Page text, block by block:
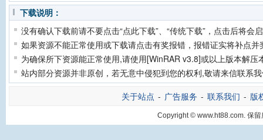
下载说明：
没有确认下载前请不要点击“点此下载”、“传统下载”，点击后将会
如果资源不能正常使用或下载请点击有奖报错，报错证实将补点并
为确保所下资源能正常使用,请使用[WinRAR v3.8]或以上版本解压
站内部分资源并非原创，若无意中侵犯到您的权利,敬请来信联系
关于站点 - 广告服务 - 联系我们 - 版
Copyright © www.ht88.com. 保